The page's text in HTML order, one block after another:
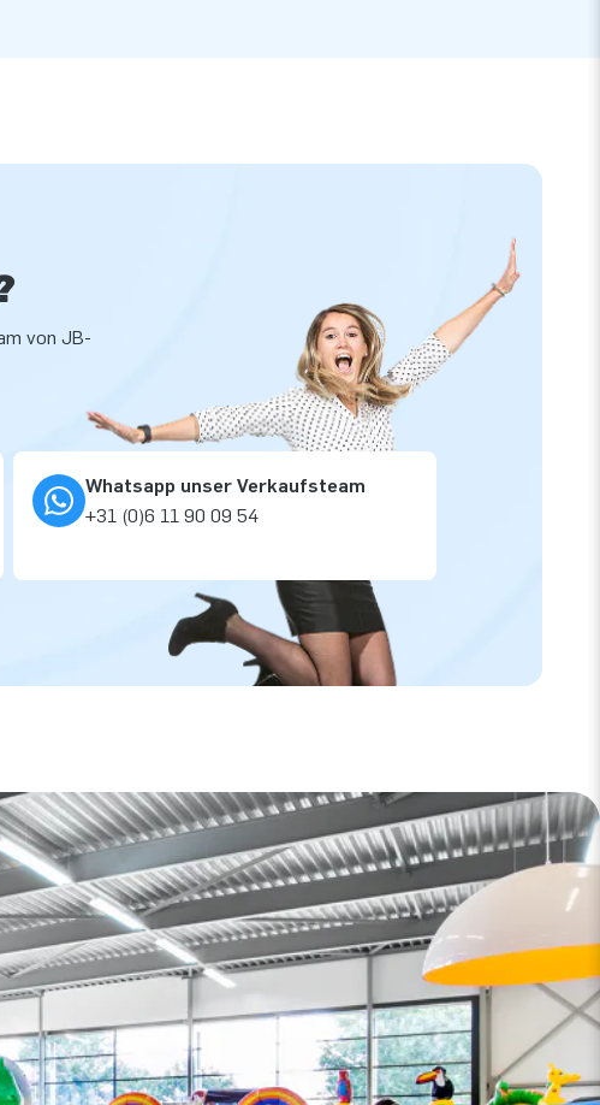
von JB-
Whatsapp unser Verkaufsteam
+31 (0)6 11 90 09 54